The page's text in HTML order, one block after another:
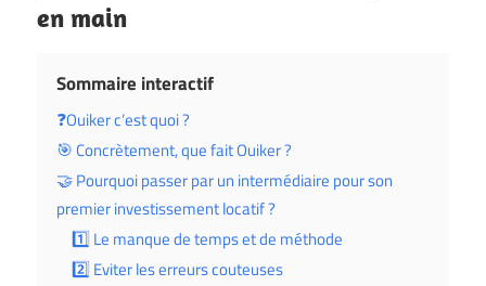
en main
Sommaire interactif
❓Ouiker c’est quoi ?
🎯 Concrètement, que fait Ouiker ?
🤝 Pourquoi passer par un intermédiaire pour son
premier investissement locatif ?
1️⃣ Le manque de temps et de méthode
2️⃣ Eviter les erreurs couteuses